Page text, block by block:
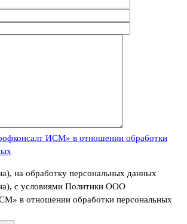
ИСМ» в отношении обработки
на обработку персональных данных
с условиями Политики ООО
в отношении обработки персональных